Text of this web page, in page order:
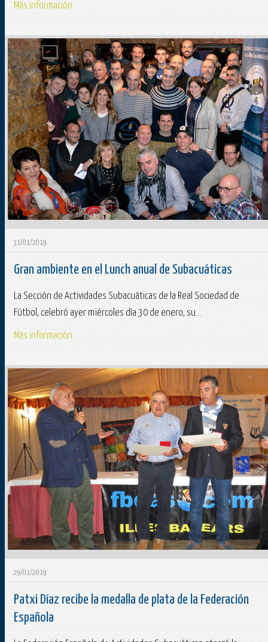
Más información
31/01/2019
Gran ambiente en el Lunch anual de Subacuáticas
La Sección de Actividades Subacuáticas de la Real Sociedad de
Fútbol, celebró ayer miércoles día 30 de enero, su...
Más información
29/01/2019
Patxi Díaz recibe la medalla de plata de la Federación
Española